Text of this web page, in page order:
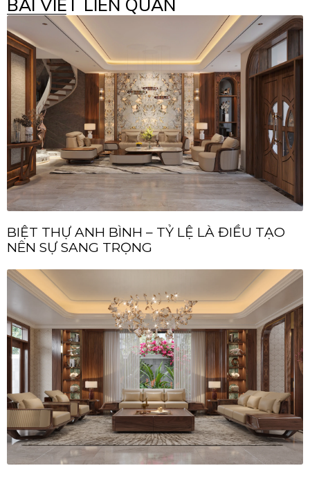
BÀI VIẾT LIÊN QUAN
BIỆT THỰ ANH BÌNH – TỶ LỆ LÀ ĐIỀU TẠO
NÊN SỰ SANG TRỌNG